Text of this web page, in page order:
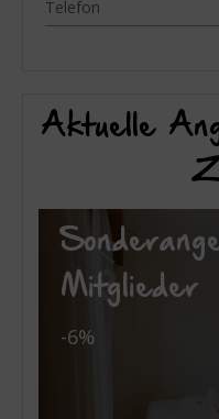
Telefon
Aktuelle
Mitglieder
-6%